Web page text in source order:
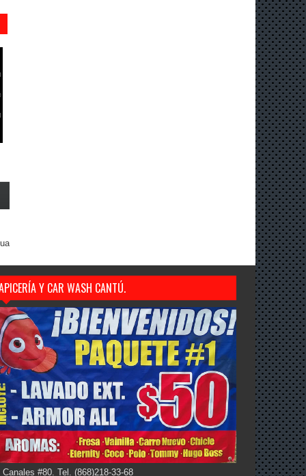
Y CAR WASH CANTÚ.
Canales #80. Tel. (868)218-33-68